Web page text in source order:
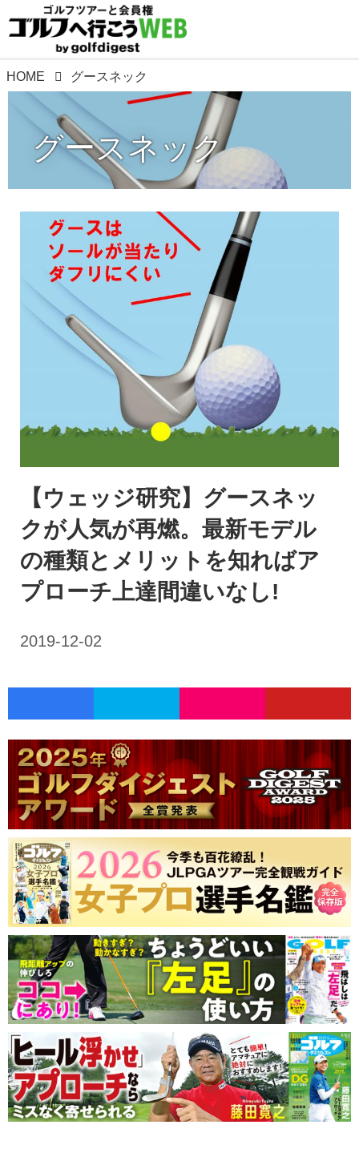
HOME グースネック
グースネック
【ウェッジ研究】グースネッ
クが人気が再燃。最新モデル
の種類とメリットを知ればア
プローチ上達間違いなし!